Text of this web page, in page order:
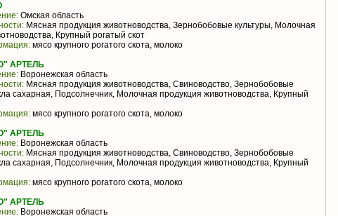
Омская область
Мясная продукция животноводства, Зернобобовые культуры, Молочная
Крупный рогатый скот
мясо крупного рогатого скота, молоко
АРТЕЛЬ
Воронежская область
Мясная продукция животноводства, Свиноводство, Зернобобовые
сахарная, Подсолнечник, Молочная продукция животноводства, Крупный
мясо крупного рогатого скота, молоко
АРТЕЛЬ
Воронежская область
Мясная продукция животноводства, Свиноводство, Зернобобовые
сахарная, Подсолнечник, Молочная продукция животноводства, Крупный
мясо крупного рогатого скота, молоко
АРТЕЛЬ
Воронежская область